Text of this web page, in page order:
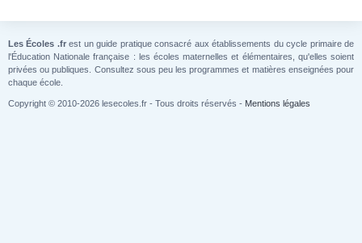
Les Écoles .frest un guide pratique consacré aux établissements du cycle primaire de
l'Éducation Nationale française : les écoles maternelles et élémentaires, qu'elles soient
privées ou publiques. Consultez sous peu les programmes et matières enseignées pour
chaque école.
Copyright © 2010-2026 lesecoles.fr - Tous droits réservés - Mentions légales